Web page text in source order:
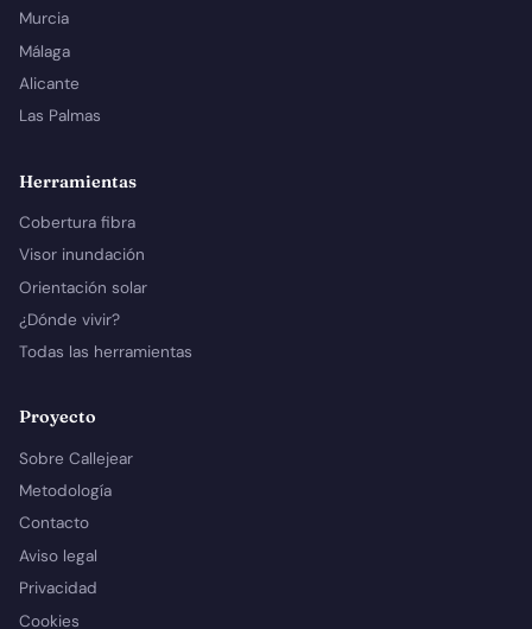
Murcia
Málaga
Alicante
Las Palmas
Herramientas
Cobertura fibra
Visor inundación
Orientación solar
¿Dónde vivir?
Todas las herramientas
Proyecto
Sobre Callejear
Metodología
Contacto
Aviso legal
Privacidad
Cookies